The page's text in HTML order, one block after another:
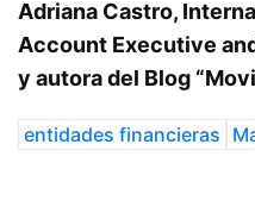
Adriana Castro,
Account Executive
y autora del Blog
entidades financieras